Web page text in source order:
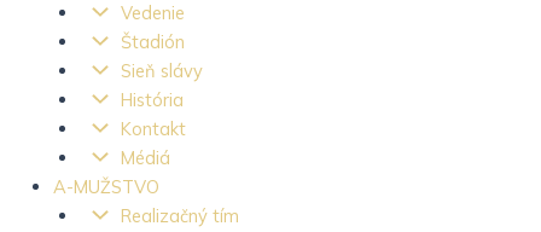
Vedenie
Štadión
Sieň slávy
História
Kontakt
Médiá
A-MUŽSTVO
Realizačný tím